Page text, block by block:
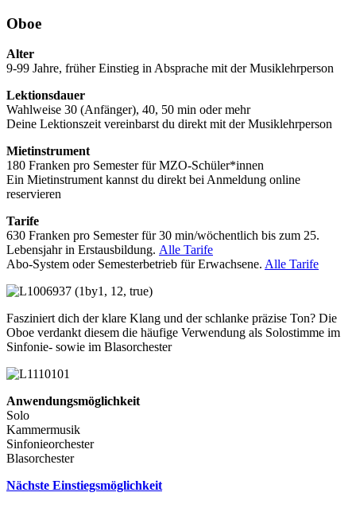
Oboe
Alter
9-99 Jahre, früher Einstieg in Absprache mit der Musiklehrperson
Lektionsdauer
Wahlweise 30 (Anfänger), 40, 50 min oder mehr
Deine Lektionszeit vereinbarst du direkt mit der Musiklehrperson
Mietinstrument
180 Franken pro Semester für MZO-Schüler*innen
Ein Mietinstrument kannst du direkt bei Anmeldung online
reservieren
Tarife
630 Franken pro Semester für 30 min/wöchentlich bis zum 25.
Lebensjahr in Erstausbildung. Alle Tarife
Abo-System oder Semesterbetrieb für Erwachsene. Alle Tarife
(1by1, 12, true)
Fasziniert dich der klare Klang und der schlanke präzise Ton? Die
Oboe verdankt diesem die häufige Verwendung als Solostimme im
Sinfonie- sowie im Blasorchester
Anwendungsmöglichkeit
Solo
Kammermusik
Sinfonieorchester
Blasorchester
Nächste Einstiegsmöglichkeit